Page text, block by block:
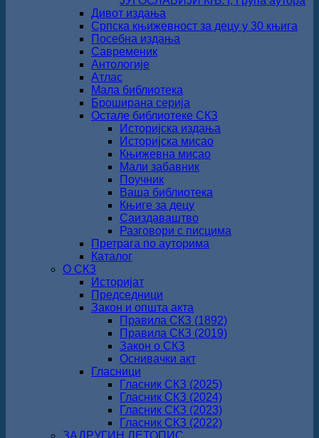
Дивот издања
Српска књижевност за децу у 30 књига
Посебна издања
Савременик
Антологије
Атлас
Мала библиотека
Броширана серија
Остале библиотеке СКЗ
Историјска издања
Историјска мисао
Књижевна мисао
Мали забавник
Поучник
Ваша библиотека
Књиге за децу
Саиздаваштво
Разговори с писцима
Претрага по ауторима
Каталог
О СКЗ
Историјат
Председници
Закон и општа акта
Правила СКЗ (1892)
Правила СКЗ (2019)
Закон о СКЗ
Оснивачки акт
Гласници
Гласник СКЗ (2025)
Гласник СКЗ (2024)
Гласник СКЗ (2023)
Гласник СКЗ (2022)
ЗАДРУГИН ЛЕТОПИС